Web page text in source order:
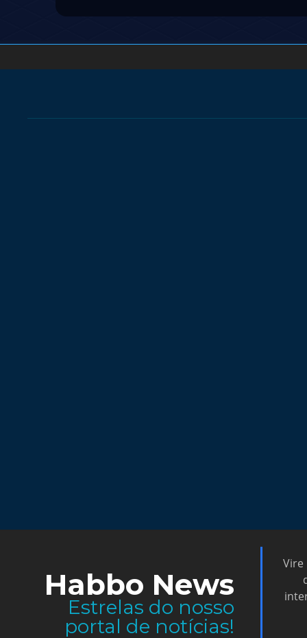
Habbo News
Estrelas do nosso
portal de notícias!
Vire